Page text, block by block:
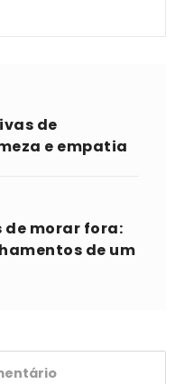
de
e empatia
de morar fora:
de um